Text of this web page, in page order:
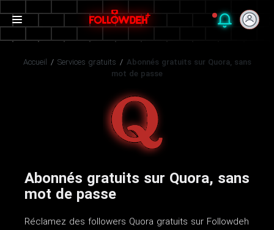
Accueil / Services gratuits / Abonnés gratuits sur Quora, sans
mot de passe
Abonnés gratuits sur Quora, sans
mot de passe
Réclamez des followers Quora gratuits sur Followdeh